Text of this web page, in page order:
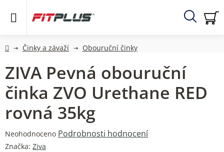
Hledat
DomůČinky a závaží Obouruční činky
ZIVA Pevná obouruční
činka ZVO Urethane RED
rovná 35kg
Průměrné
hodnocení
Neohodnoceno Podrobnosti hodnocení
Značka: Ziva